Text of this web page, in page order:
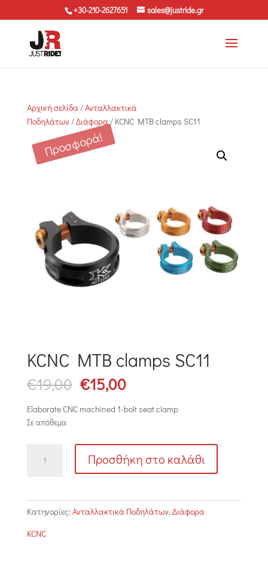
+30-210-2627651 sales@justride.gr
Αρχική σελίδα/Ανταλλακτικά
Ποδηλάτων/Διάφορα/ KCNC MTB clamps SC11
Προσφορά!
KCNC MTB clamps SC11
€19,00 Original
price
was:
€15,00Η
τιμή
€15,00.
Elaborate CNC machined 1-bolt seatclamp
Σε απόθεμα
ποσότητα
Προσθήκη στο καλάθι
Κατηγορίες: Ανταλλακτικά Ποδηλάτων,Διάφορα
KCNC